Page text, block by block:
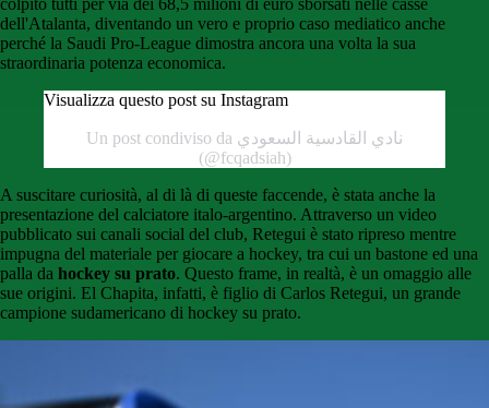
dell'Atalanta, diventando un vero e proprio caso mediatico anche
perché la Saudi Pro-League dimostra ancora una volta la sua
straordinaria potenza economica.
Visualizza questo post su Instagram
Un post condiviso da نادي القادسية السعودي
(@fcqadsiah)
A suscitare curiosità, al di là di queste faccende, è stata anche la
presentazione del calciatore italo-argentino. Attraverso un video
pubblicato sui canali social del club, Retegui è stato ripreso mentre
impugna del materiale per giocare a hockey, tra cui un bastone ed una
palla da hockey su prato. Questo frame, in realtà, è un omaggio alle
sue origini. El Chapita, infatti, è figlio di Carlos Retegui, un grande
campione sudamericano di hockey su prato.